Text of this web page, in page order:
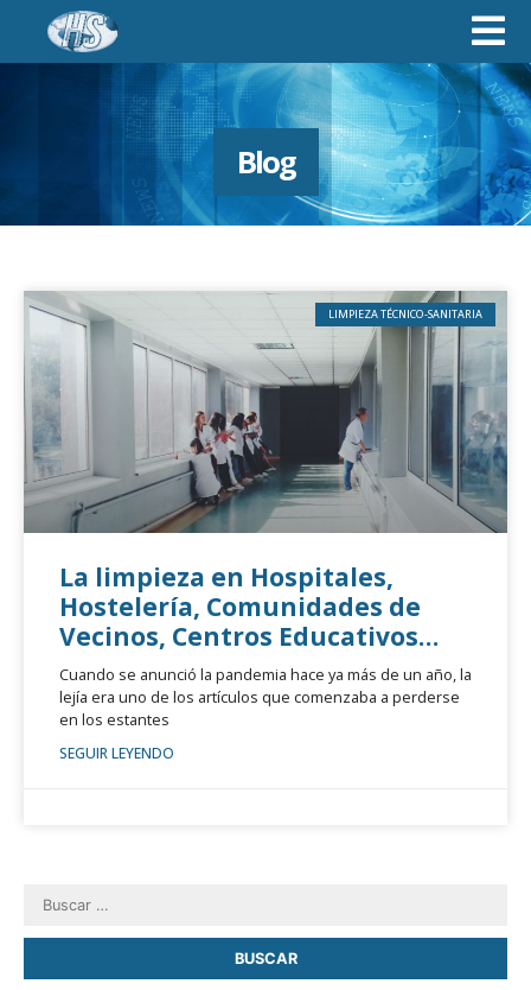
Blog
LIMPIEZA TÉCNICO-SANITARIA
La limpieza en Hospitales,
Hostelería, Comunidades de
Vecinos, Centros Educativos…
Cuando se anunció la pandemia hace ya más de un año, la
lejía era uno de los artículos que comenzaba a perderse
en los estantes
SEGUIR LEYENDO